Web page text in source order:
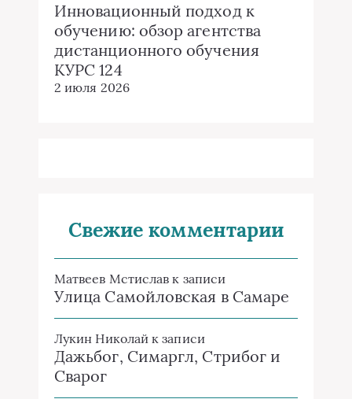
Инновационный подход к
обучению: обзор агентства
дистанционного обучения
КУРС 124
2 июля 2026
Свежие комментарии
Матвеев Мстислав к записи
Улица Самойловская в Самаре
Лукин Николай к записи
Дажьбог, Симаргл, Стрибог и
Сварог